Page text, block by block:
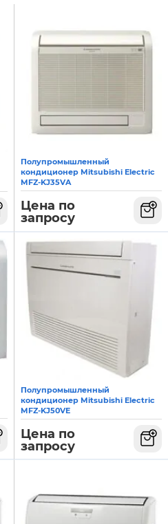
Полупромышленный
кондиционер Mitsubishi Electric
MFZ-KJ35VA
Цена по
запросу
Полупромышленный
кондиционер Mitsubishi Electric
MFZ-KJ50VE
Цена по
запросу